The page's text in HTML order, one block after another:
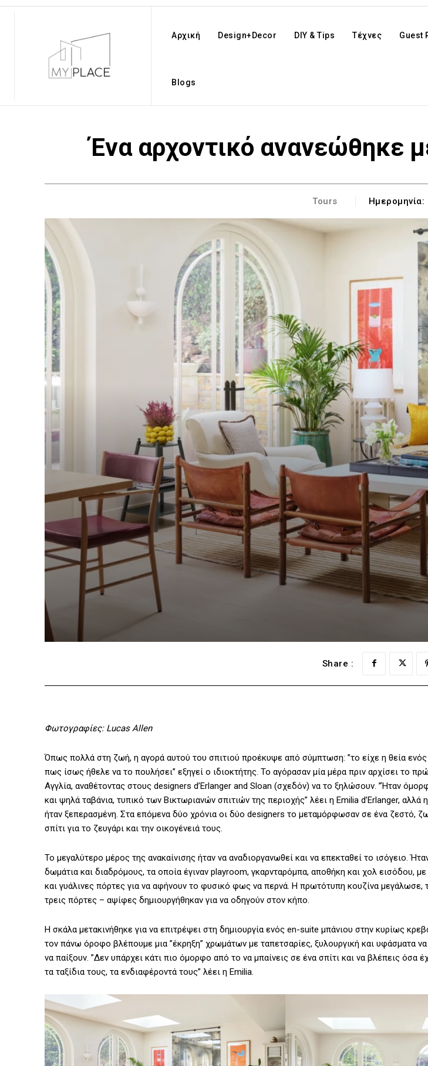
Αρχική Design+Decor DIY & Tips Τέχνες Guest
Blogs
Ένα αρχοντικό ανανεώθηκε
Tours Ημερομηνία:
Share :
Φωτογραφίες: Lucas Allen
Όπως πολλά στη ζωή, η αγορά αυτού του σπιτιού προέκυψε από σύμπτωση: ”το είχε η θεία
πως ίσως ήθελε να το πουλήσει” εξηγεί ο ιδιοκτήτης. Το αγόρασαν μία μέρα πριν αρχίσει το
Αγγλία, αναθέτοντας στους designers d’Erlanger and Sloan (σχεδόν) να το ξηλώσουν. ”Ήταν
και ψηλά ταβάνια, τυπικό των Βικτωριανών σπιτιών της περιοχής” λέει η Emilia d’Erlanger, αλλά
ήταν ξεπερασμένη. Στα επόμενα δύο χρόνια οι δύο designers το μεταμόρφωσαν σε ένα ζεστό,
σπίτι για το ζευγάρι και την οικογένειά τους.
Το μεγαλύτερο μέρος της ανακαίνισης ήταν να αναδιοργανωθεί και να επεκταθεί το ισόγειο.
δωμάτια και διαδρόμους, τα οποία έγιναν playroom, γκαρνταρόμπα, αποθήκη και χολ εισόδου,
και γυάλινες πόρτες για να αφήνουν το φυσικό φως να περνά. Η πρωτότυπη κουζίνα μεγάλωσε,
τρεις πόρτες – αψίφες δημιουργήθηκαν για να οδηγούν στον κήπο.
Η σκάλα μετακινήθηκε για να επιτρέψει στη δημιουργία ενός en-suite μπάνιου στην κυρίως
τον πάνω όροφο βλέπουμε μια ”έκρηξη” χρωμάτων με ταπετσαρίες, ξυλουργική και υφάσματα
να παίξουν. ”Δεν υπάρχει κάτι πιο όμορφο από το να μπαίνεις σε ένα σπίτι και να βλέπεις όσα
τα ταξίδια τους, τα ενδιαφέροντά τους” λέει η Emilia.